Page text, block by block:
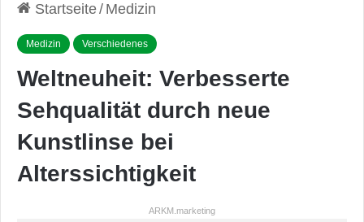
Startseite/ Medizin
Medizin Verschiedenes
Weltneuheit: Verbesserte
Sehqualität durch neue
Kunstlinse bei
Alterssichtigkeit
ARKM.marketing